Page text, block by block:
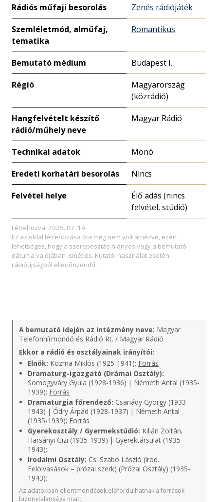
Rádiós műfaji besorolás Zenés rádiójáték
Szemléletmód, alműfaj,
tematika
Romantikus
Bemutató médium Budapest I.
Régió
Magyarország
(közrádió)
Hangfelvételt készítő
rádió/műhely neve
Magyar Rádió
Technikai adatok Monó
Eredeti korhatári besorolás Nincs
Felvétel helye
Élő adás (nincs
felvétel, stúdió)
Létrehozva: 2025. 07. 19.
Ez az oldal létrehozása óta még nem volt átnézve, ezért
lehetséges, hogy a szereposztás hiányos vagy a bemutató
dátuma valójában ismétlés. Kutatói használat esetén
rádióújságból ellenőrizendő.
A bemutató idején az intézmény neve: Magyar
Telefonhírmondó és Rádió Rt. / Magyar Rádió
Ekkor a rádió és osztályainak irányítói:
Elnök: Kozma Miklós (1925-1941); Forrás
Dramaturg-igazgató (Drámai Osztály):
Somogyváry Gyula (1928-1936) | Németh Antal (1935-
1939); Forrás
Dramaturgia főrendező: Csanády György (1933-
1943) | Ódry Árpád (1928-1937) | Németh Antal
(1935-1939); Forrás
Gyerekosztály / Gyermekstúdió: Kilián Zoltán,
Harsányi Gizi (1935-1939) | Gyerektársulat (1935-
1943);
Irodalmi Osztály: Cs. Szabó László (irod.
Felolvasások – prózai szerk) (Prózai Osztály) (1935-
1943);
Az adatokban ellentmondások előfordulhatnak a források
bizonytalansága miatt.